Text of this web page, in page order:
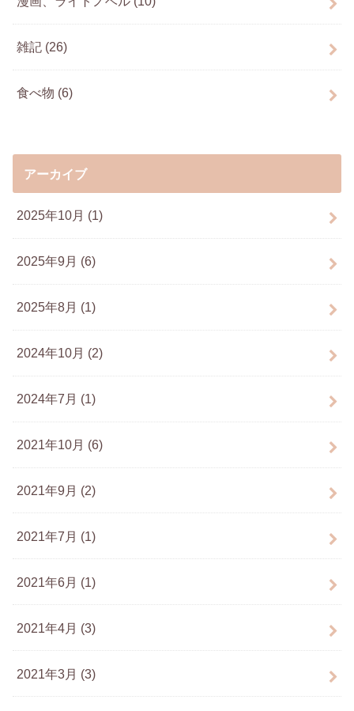
雑記 (26)
食べ物 (6)
アーカイブ
2025年10月 (1)
2025年9月 (6)
2025年8月 (1)
2024年10月 (2)
2024年7月 (1)
2021年10月 (6)
2021年9月 (2)
2021年7月 (1)
2021年6月 (1)
2021年4月 (3)
2021年3月 (3)